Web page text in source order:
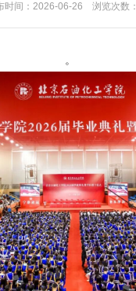
时间：2026-06-26 浏览次数：
。